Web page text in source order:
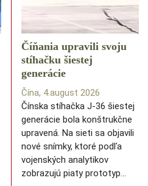
Číňania upravili svoju
stíhačku šiestej
generácie
Čína, 4.august 2026
Čínska stíhačka J-36 šiestej
generácie bola konštrukčne
upravená. Na sieti sa objavili
nové snímky, ktoré podľa
vojenských analytikov
zobrazujú piaty prototyp…